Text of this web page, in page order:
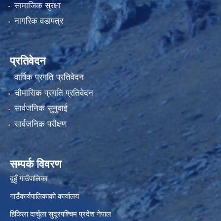
सामाजिक सुरक्षा
नागरिक वडापत्र
प्रतिवेदन
वार्षिक प्रगति प्रतिवेदन
चौमासिक प्रगति प्रतिवेदन
सार्वजनिक सुनुवाई
सार्वजनिक परीक्षण
सम्पर्क विवरण
दुहुँ गाउँपालिका
गाउँकार्यपालिकाको कार्यालय
हिकिला दार्चुला सुदूरपश्चिम प्रदेश नेपाल